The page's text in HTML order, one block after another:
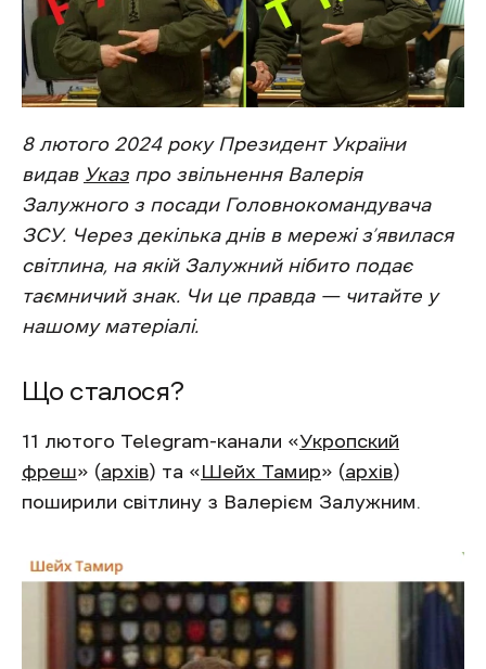
8 лютого 2024 року Президент України
видав Указ про звільнення Валерія
Залужного з посади Головнокомандувача
ЗСУ. Через декілька днів в мережі з’явилася
світлина, на якій Залужний нібито подає
таємничий знак. Чи це правда — читайте у
нашому матеріалі.
Що сталося?
11 лютого Telegram-канали «Укропский
фреш» (архів) та « Шейх Тамир» (архів)
поширили світлину з Валерієм Залужним.